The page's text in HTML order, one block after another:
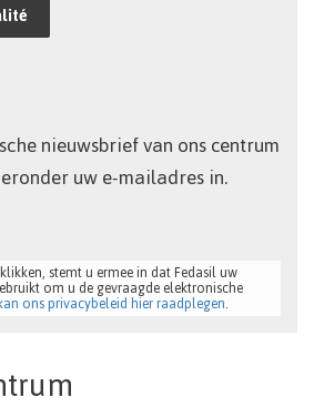
nieuwsbrief van ons centrum
uw e-mailadres in.
stemt u ermee in dat Fedasil uw
om u de gevraagde elektronische
ons privacybeleid hier raadplegen.